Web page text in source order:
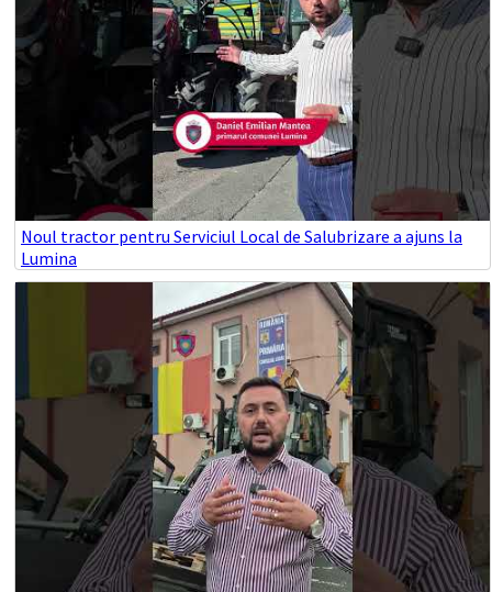
Noul tractor pentru Serviciul Local de Salubrizare a ajuns la
Lumina